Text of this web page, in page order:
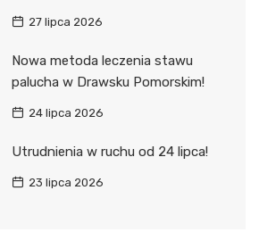
27 lipca 2026
Nowa metoda leczenia stawu
palucha w Drawsku Pomorskim!
24 lipca 2026
Utrudnienia w ruchu od 24 lipca!
23 lipca 2026